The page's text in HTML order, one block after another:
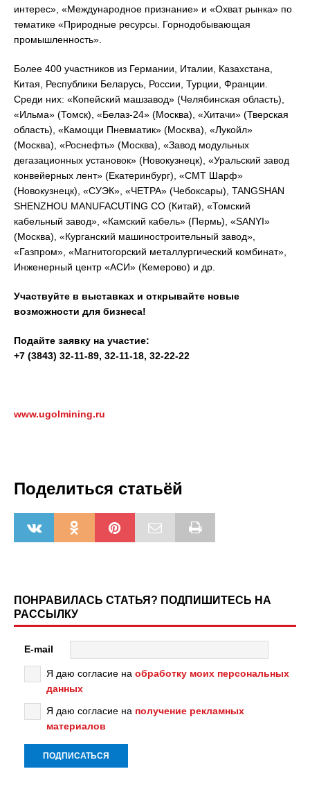
интерес», «Международное признание» и «Охват рынка» по
тематике «Природные ресурсы. Горнодобывающая
промышленность».
Более 400 участников из Германии, Италии, Казахстана,
Китая, Республики Беларусь, России, Турции, Франции.
Среди них: «Копейский машзавод» (Челябинская область),
«Ильма» (Томск), «Белаз-24» (Москва), «Хитачи» (Тверская
область), «Камоцци Пневматик» (Москва), «Лукойл»
(Москва), «Роснефть» (Москва), «Завод модульных
дегазационных установок» (Новокузнецк), «Уральский завод
конвейерных лент» (Екатеринбург), «СМТ Шарф»
(Новокузнецк), «СУЭК», «ЧЕТРА» (Чебоксары), TANGSHAN
SHENZHOU MANUFACUTING CO (Китай), «Томский
кабельный завод», «Камский кабель» (Пермь), «SANYI»
(Москва), «Курганский машиностроительный завод»,
«Газпром», «Магнитогорский металлургический комбинат»,
Инженерный центр «АСИ» (Кемерово) и др.
Участвуйте в выставках и открывайте новые
возможности для бизнеса!
Подайте заявку на участие:
+7 (3843) 32-11-89, 32-11-18, 32-22-22
www.ugolmining.ru
Поделиться статьёй
ПОНРАВИЛАСЬ СТАТЬЯ? ПОДПИШИТЕСЬ НА
РАССЫЛКУ
E-mail
Я даю согласие на обработку моих персональных
данных
Я даю согласие на получение рекламных
материалов